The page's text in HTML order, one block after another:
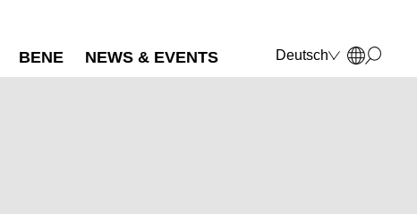
BENE NEWS & EVENTS
Deutsch
English